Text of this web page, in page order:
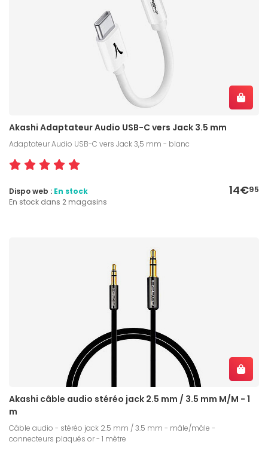
Akashi Adaptateur Audio USB-C vers Jack 3.5 mm
Adaptateur Audio USB-C vers Jack 3,5 mm - blanc
14€95
Dispo web : En stock
En stock dans 2 magasins
Akashi câble audio stéréo jack 2.5 mm / 3.5 mm M/M - 1
m
Câble audio - stéréo jack 2.5 mm / 3.5 mm - mâle/mâle -
connecteurs plaqués or - 1 mètre